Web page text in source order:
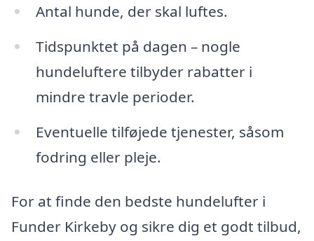
Antal hunde, der skal luftes.
Tidspunktet på dagen – nogle
hundeluftere tilbyder rabatter i
mindre travle perioder.
Eventuelle tilføjede tjenester, såsom
fodring eller pleje.
For at finde den bedste hundelufter i
Funder Kirkeby og sikre dig et godt tilbud,